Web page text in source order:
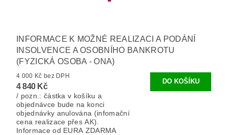
INFORMACE K MOŽNÉ REALIZACI A PODÁNÍ
INSOLVENCE A OSOBNÍHO BANKROTU
(FYZICKÁ OSOBA - ONA)
4 000 Kč bez DPH
4 840 Kč
/ pozn.: částka v košíku a
objednávce bude na konci
objednávky anulována (infomační
cena realizace přes AK).
Informace od EURA ZDARMA